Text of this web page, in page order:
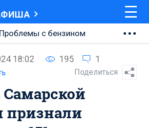
Проблемы с бензином
площади
шоссе
18:02 195 1
Поделиться
Самарской
признали